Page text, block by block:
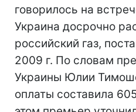
говорилось на
Украина досрочно
российский газ,
2009 г. По словам
Украины Юлии
оплаты составила